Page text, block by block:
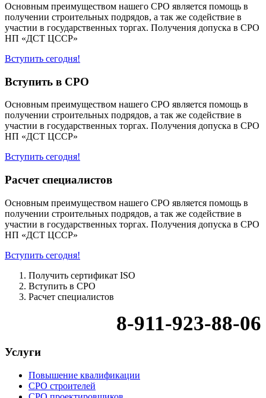
Основным преимуществом нашего СРО является помощь в
получении строительных подрядов, а так же содействие в
участии в государственных торгах. Получения допуска в СРО
НП «ДСТ ЦССР»
Вступить сегодня!
Вступить в СРО
Основным преимуществом нашего СРО является помощь в
получении строительных подрядов, а так же содействие в
участии в государственных торгах. Получения допуска в СРО
НП «ДСТ ЦССР»
Вступить сегодня!
Расчет специалистов
Основным преимуществом нашего СРО является помощь в
получении строительных подрядов, а так же содействие в
участии в государственных торгах. Получения допуска в СРО
НП «ДСТ ЦССР»
Вступить сегодня!
Получить сертификат ISO
Вступить в СРО
Расчет специалистов
8-911-923-88-06
Услуги
Повышение квалификации
СРО строителей